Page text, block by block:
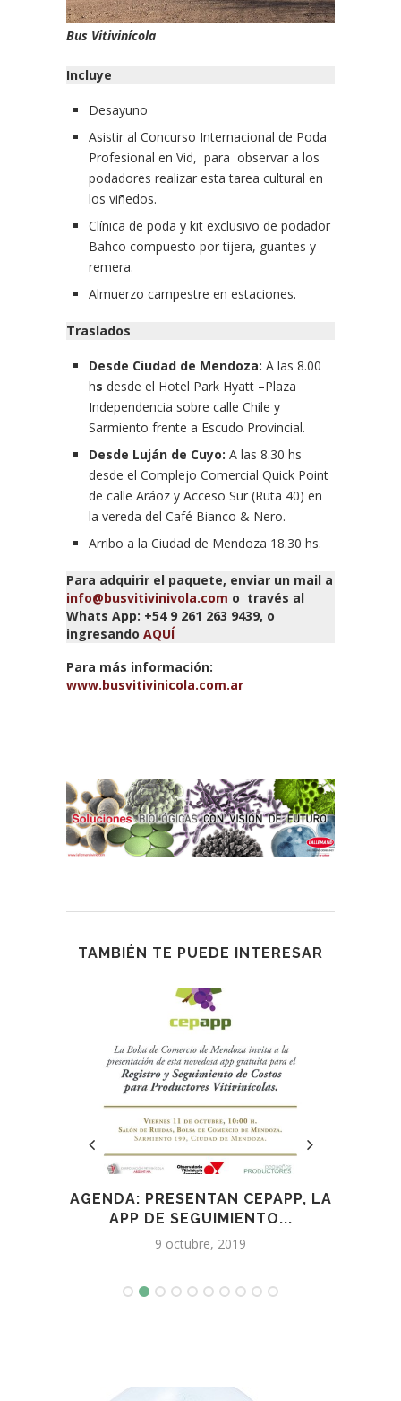
Bus Vitivinícola
Incluye
Desayuno
Asistir al Concurso Internacional de Poda
Profesional en Vid, para observar a los
podadores realizar esta tarea cultural en
los viñedos.
Clínica de poda y kit exclusivo de podador
Bahco compuesto por tijera, guantes y
remera.
Almuerzo campestre en estaciones.
Traslados
Desde Ciudad de Mendoza: A las 8.00
hs desde el Hotel Park Hyatt –Plaza
Independencia sobre calle Chile y
Sarmiento frente a Escudo Provincial.
Desde Luján de Cuyo: A las 8.30 hs
desde el Complejo Comercial Quick Point
de calle Aráoz y Acceso Sur (Ruta 40) en
la vereda del Café Bianco & Nero.
Arribo a la Ciudad de Mendoza 18.30 hs.
Para adquirir el paquete, enviar un mail a
info@busvitivinivola.com o través al
Whats App: +54 9 261 263 9439, o
ingresando AQUÍ
Para más información:
www.busvitivinicola.com.ar
TAMBIÉN TE PUEDE INTERESAR
AGENDA: PRESENTAN CEPAPP, LA
APP DE SEGUIMIENTO...
9 octubre, 2019